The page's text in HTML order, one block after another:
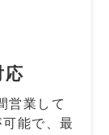
応
営業して
能で、最